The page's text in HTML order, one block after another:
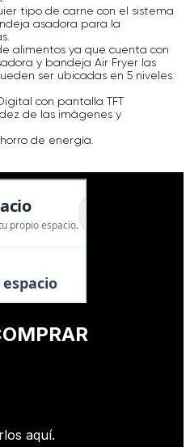
tipo de carne con el sistema
asadora para la
alimentos ya que cuenta con
y bandeja Air Fryer las
ser ubicadas en 5 niveles
con pantalla TFT
de las imágenes y
de energía.